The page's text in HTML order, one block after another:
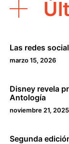
Las redes
marzo 15, 2026
Disney revela
Antología
noviembre 21, 2025
Segunda